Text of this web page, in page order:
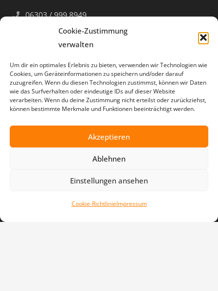
Cookie-Zustimmung
verwalten
Um dir ein optimales Erlebnis zu bieten, verwenden wir Technologien wie
Cookies, um Geräteinformationen zu speichern und/oder darauf
zuzugreifen. Wenn du diesen Technologien zustimmst, können wir Daten
wie das Surfverhalten oder eindeutige IDs auf dieser Website
verarbeiten. Wenn du deine Zustimmung nicht erteilst oder zurückziehst,
können bestimmte Merkmale und Funktionen beeinträchtigt werden.
Akzeptieren
Ablehnen
Einstellungen ansehen
Cookie-RichtlinieImpressum
06303 / 999 8949
info@tpsv.de
der Geschäftsstelle
donnerstags
17:30 – 20:00 Uhr
außerhalb der Ferien
TPSV
TPSV Leichtathletik
TPSV Turnen